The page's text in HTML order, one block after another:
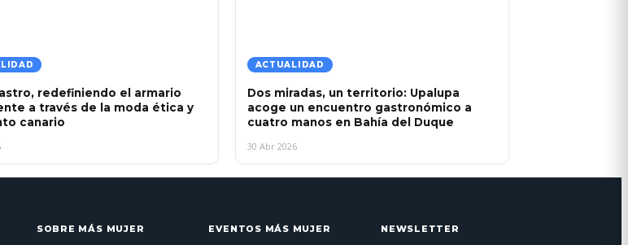
redefiniendo el armario
a través de la moda ética y
canario
ACTUALIDAD
Dos miradas, un territorio: Upalupa
acoge un encuentro gastronómico a
cuatro manos en Bahía del Duque
30 Abr 2026
SOBRE MÁS MUJER EVENTOS MÁS MUJER NEWSLETTER